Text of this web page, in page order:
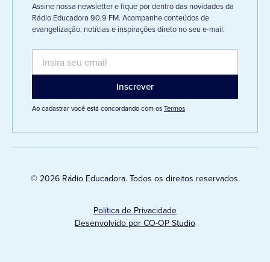
Assine nossa newsletter e fique por dentro das novidades da
Rádio Educadora 90,9 FM. Acompanhe conteúdos de
evangelização, notícias e inspirações direto no seu e-mail.
Ao cadastrar você está concordando com osTermos
© 2026 Rádio Educadora. Todos os direitos reservados.
Política de Privacidade
Desenvolvido por CO-OP Studio